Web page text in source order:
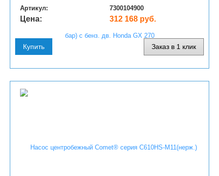
Артикул: 7300104900
Цена: 312 168 руб.
Купить Заказ в 1 клик